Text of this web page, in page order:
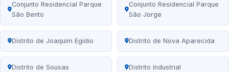
Conjunto Residencial Parque
São Bento
Conjunto Residencial Parque
São Jorge
Distrito de Joaquim Egídio Distrito de Nova Aparecida
Distrito de Sousas Distrito Industrial